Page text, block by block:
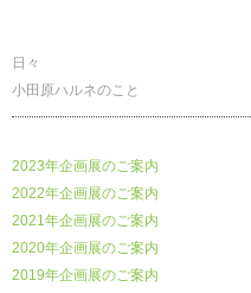
日々
小田原ハルネのこと
2023年企画展のご案内
2022年企画展のご案内
2021年企画展のご案内
2020年企画展のご案内
2019年企画展のご案内